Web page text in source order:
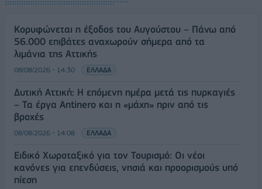
Κορυφώνεται η έξοδος του Αυγούστου – Πάνω από
56.000 επιβάτες αναχωρούν σήμερα από τα
λιμάνια της Αττικής
08/08/2026 - 14:30 ΕΛΛΑΔΑ
Δυτική Αττική: Η επόμενη ημέρα μετά τις πυρκαγιές
– Τα έργα Antinero και η «μάχη» πριν από τις
βροχές
08/08/2026 - 14:08 ΕΛΛΑΔΑ
Ειδικό Χωροταξικό για τον Τουρισμό: Οι νέοι
κανόνες για επενδύσεις, νησιά και προορισμούς υπό
πίεση